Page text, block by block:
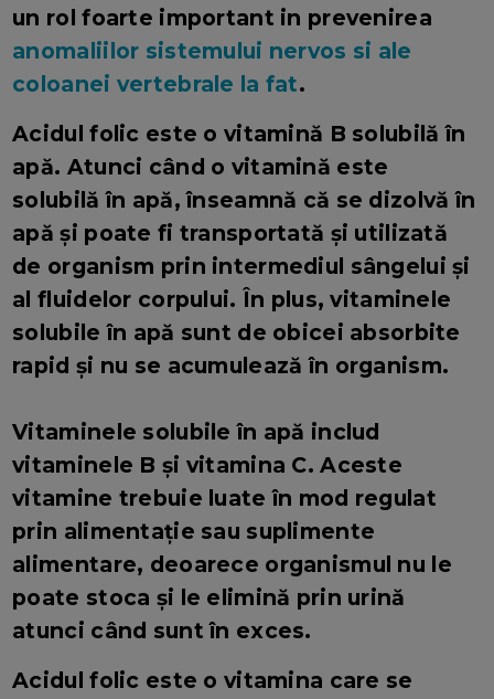
un rol foarte important in prevenirea
anomaliilor sistemului nervos si ale
coloanei vertebrale la fat.
Acidul folic este o vitamină B solubilă în
apă. Atunci când o vitamină este
solubilă în apă, înseamnă că se dizolvă în
apă și poate fi transportată și utilizată
de organism prin intermediul sângelui și
al fluidelor corpului. În plus, vitaminele
solubile în apă sunt de obicei absorbite
rapid și nu se acumulează în organism.
Vitaminele solubile în apă includ
vitaminele B și vitamina C. Aceste
vitamine trebuie luate în mod regulat
prin alimentație sau suplimente
alimentare, deoarece organismul nu le
poate stoca și le elimină prin urină
atunci când sunt în exces.
Acidul folic este o vitamina care se